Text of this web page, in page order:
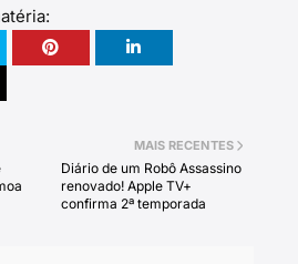
MAIS RECENTES
Diário de um Robô Assassino
renovado! Apple TV+
confirma 2ª temporada